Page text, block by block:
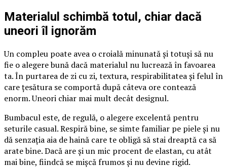
Materialul schimbă totul, chiar dacă
uneori îl ignorăm
Un compleu poate avea o croială minunată și totuși să nu
fie o alegere bună dacă materialul nu lucrează în favoarea
ta. În purtarea de zi cu zi, textura, respirabilitatea și felul în
care țesătura se comportă după câteva ore contează
enorm. Uneori chiar mai mult decât designul.
Bumbacul este, de regulă, o alegere excelentă pentru
seturile casual. Respiră bine, se simte familiar pe piele și nu
dă senzația aia de haină care te obligă să stai dreaptă ca să
arate bine. Dacă are și un mic procent de elastan, cu atât
mai bine, fiindcă se mișcă frumos și nu devine rigid.